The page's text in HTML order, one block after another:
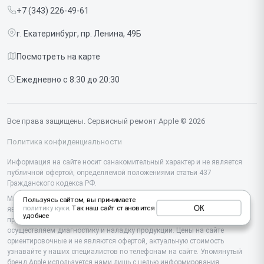
Срочный ремонт
Доставка и способы оплаты
Диагностика
Контакты
Studio Display
Vision Pro
+7 (343) 226-49-61
г. Екатеринбург, пр. Ленина, 49Б
Посмотреть на карте
Ежедневно с 8:30 до 20:30
Все права защищены. Сервисный ремонт Apple © 2026
Политика конфиденциальности
Информация на сайте носит ознакомительный характер и не является
публичной офертой, определяемой положениями статьи 437
Гражданского кодекса РФ.
Мы специализируемся на обслуживании и ремонте техники Apple, но не
являемся их официальным представителем. Предоставляем
профессиональные услуги после истечения гарантии, а также
осуществляем диагностику и наладку продукции. Цены на сайте
ориентировочные и не являются офертой, актуальную стоимость
узнавайте у наших специалистов по телефонам на сайте. Упомянутый
бренд Apple используется нами лишь с целью информирования.
Пользуясь сайтом, вы принимаете
политику куки. Так наш сайт становится
удобнее
ОК